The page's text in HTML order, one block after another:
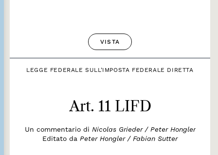
VISTA
LEGGE FEDERALE SULL’IMPOSTA FEDERALE DIRETTA
Art. 11 LIFD
Un commentario di Nicolas Grieder / Peter Hongler
Editato da Peter Hongler / Fabian Sutter